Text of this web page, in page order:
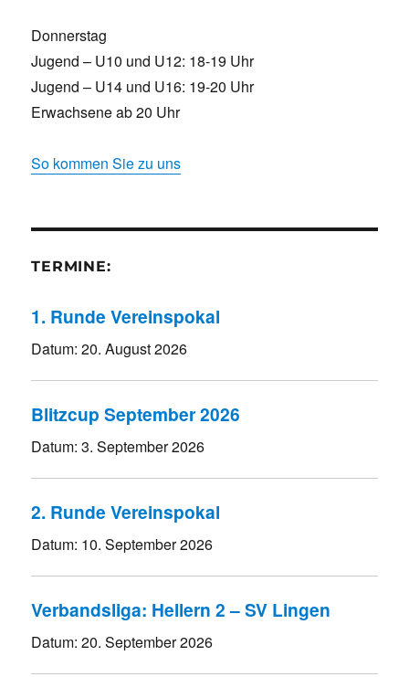
Donnerstag
Jugend – U10 und U12: 18-19 Uhr
Jugend – U14 und U16: 19-20 Uhr
Erwachsene ab 20 Uhr
So kommen Sie zu uns
TERMINE:
1. Runde Vereinspokal
Datum:20. August 2026
Blitzcup September 2026
Datum:3. September 2026
2. Runde Vereinspokal
Datum: 10. September 2026
Verbandsliga: Hellern 2 – SV Lingen
Datum:20. September 2026